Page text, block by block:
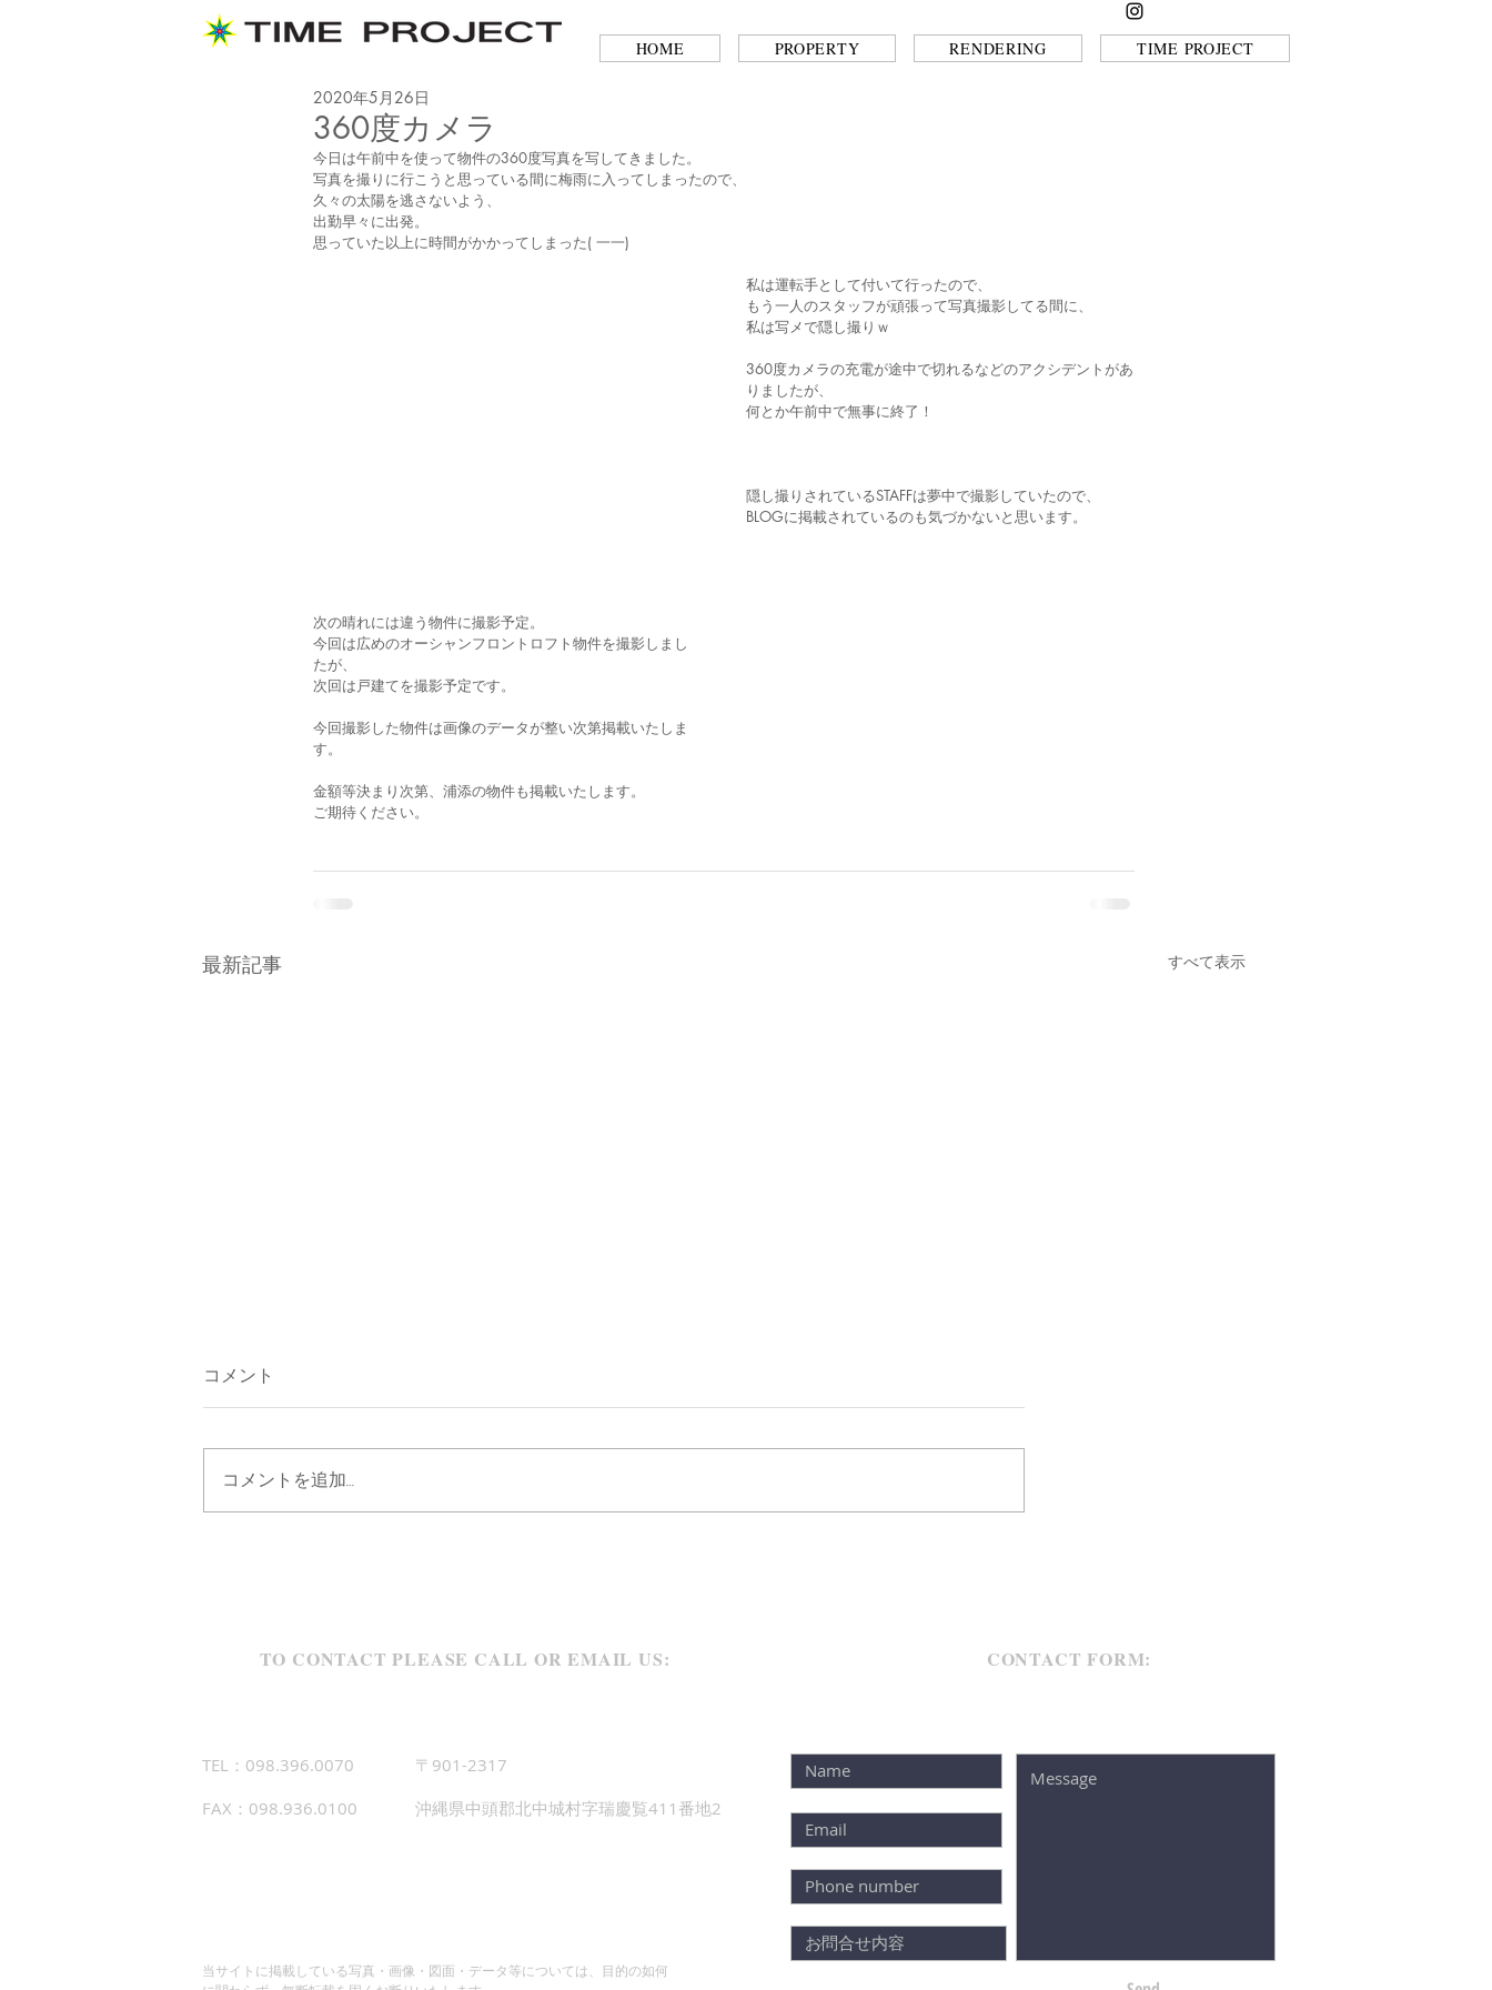
HOME PROPERTY RENDERING TIME PROJECT
360度カメラ
2020年5月26日
今日は午前中を使って物件の360度写真を写してきました。
写真を撮りに行こうと思っている間に梅雨に入ってしまったので、
久々の太陽を逃さないよう、
出勤早々に出発。
思っていた以上に時間がかかってしまった( 一一)
私は運転手として付いて行ったので、
もう一人のスタッフが頑張って写真撮影してる間に、
私は写メで隠し撮りｗ
360度カメラの充電が途中で切れるなどのアクシデントがあ
りましたが、
何とか午前中で無事に終了！
隠し撮りされているSTAFFは夢中で撮影していたので、
BLOGに掲載されているのも気づかないと思います。
次の晴れには違う物件に撮影予定。
今回は広めのオーシャンフロントロフト物件を撮影しまし
たが、
次回は戸建てを撮影予定です。
今回撮影した物件は画像のデータが整い次第掲載いたしま
す。
金額等決まり次第、浦添の物件も掲載いたします。
ご期待ください。
最新記事 すべて表示
夏終わったの？
今年の沖縄の気温はどこかおかし
に長袖です。 来月には沖縄梅雨
コメント
コメントを追加…
TO CONTACT PLEASE CALL OR EMAIL US:
TEL：098.396.0070
〒901-2317
FAX：098.936.0100
沖縄県中頭郡北中城村字瑞慶覧411番地2
当サイトに掲載している写真・画像・図面・データ等については、目的の如何
CONTACT FORM: